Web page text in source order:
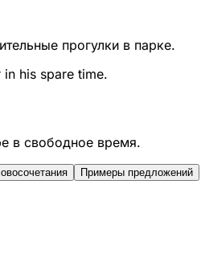
прогулки в парке.
his spare time.
в свободное время.
Примеры предложений